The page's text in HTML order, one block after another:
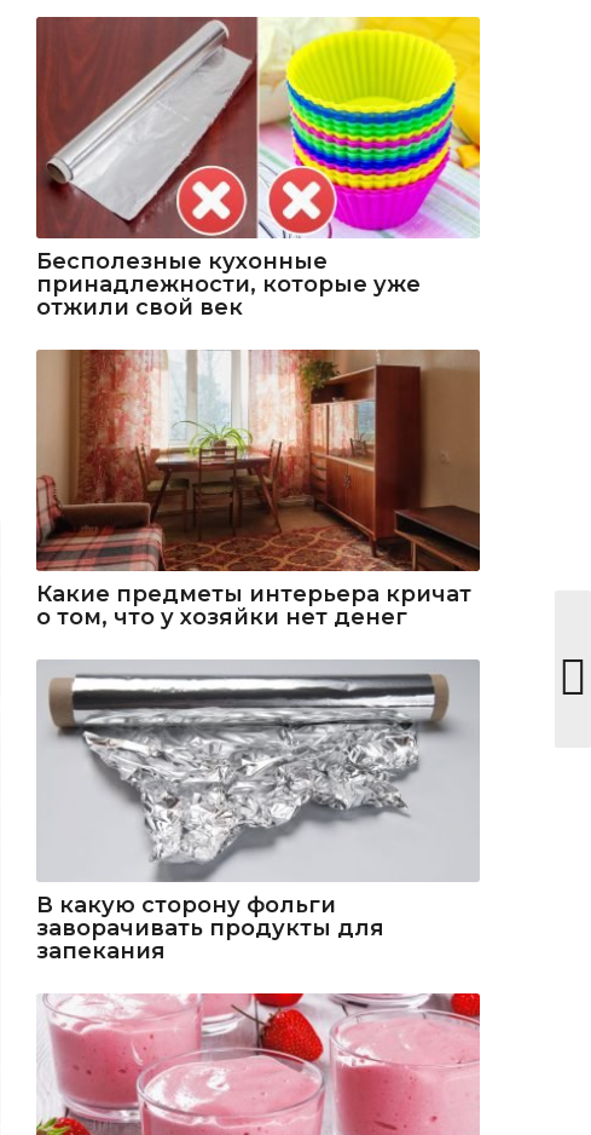
Бесполезные кухонные
принадлежности, которые уже
отжили свой век
Какие предметы интерьера кричат
о том, что у хозяйки нет денег
В какую сторону фольги
заворачивать продукты для
запекания